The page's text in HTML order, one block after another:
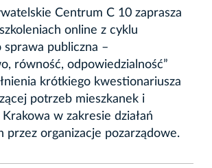
Centrum C 10 zaprasza
online z cyklu
sprawa publiczna –
równość, odpowiedzialność”
krótkiego kwestionariusza
potrzeb mieszkanek i
w zakresie działań
przez organizacje pozarządowe.